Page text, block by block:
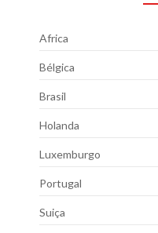
Africa
Bélgica
Brasil
Holanda
Luxemburgo
Portugal
Suiça